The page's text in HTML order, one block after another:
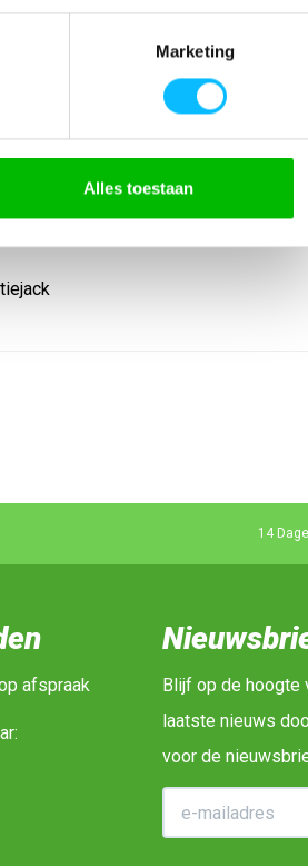
Marketing
Alles toestaan
(gerecycled)
14
afspraak
Blijf op de hoogte
laatste nieuws
voor de